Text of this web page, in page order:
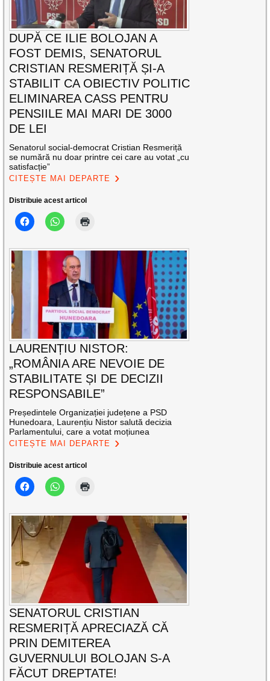
DUPĂ CE ILIE BOLOJAN A
FOST DEMIS, SENATORUL
CRISTIAN RESMERIȚĂ ȘI-A
STABILIT CA OBIECTIV POLITIC
ELIMINAREA CASS PENTRU
PENSIILE MAI MARI DE 3000
DE LEI
Senatorul social-democrat Cristian Resmeriță
se numără nu doar printre cei care au votat „cu
satisfacție”
CITEȘTE MAI DEPARTE
Distribuie acest articol
LAURENȚIU NISTOR:
„ROMÂNIA ARE NEVOIE DE
STABILITATE ȘI DE DECIZII
RESPONSABILE”
Președintele Organizației județene a PSD
Hunedoara, Laurențiu Nistor salută decizia
Parlamentului, care a votat moțiunea
CITEȘTE MAI DEPARTE
Distribuie acest articol
SENATORUL CRISTIAN
RESMERIȚĂ APRECIAZĂ CĂ
PRIN DEMITEREA
GUVERNULUI BOLOJAN S-A
FĂCUT DREPTATE!